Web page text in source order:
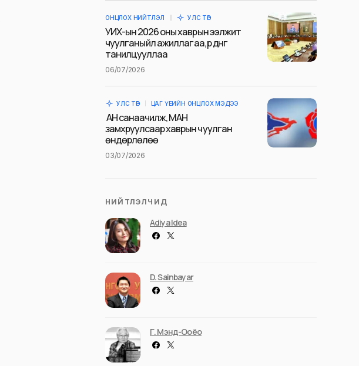
ОНЦЛОХ НИЙТЛЭЛ УЛС ТӨР
УИХ-ын 2026 оны хаврын ээлжит
чуулганы үйл ажиллагаа, үр дүнг
танилцууллаа
06/07/2026
УЛС ТӨР ЦАГ ҮЕИЙН ОНЦЛОХ МЭДЭЭ
АН санаачилж, МАН
замхруулсаар хаврын чуулган
өндөрлөлөө
03/07/2026
НИЙТЛЭЛЧИД
Adiya Idea
D. Sainbayar
Г. Мэнд-Ооёо